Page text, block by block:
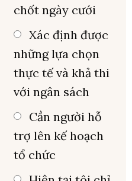
chốt ngày cưới
Xác định được
những lựa chọn
thực tế và khả thi
với ngân sách
Cần người hỗ
trợ lên kế hoạch
tổ chức